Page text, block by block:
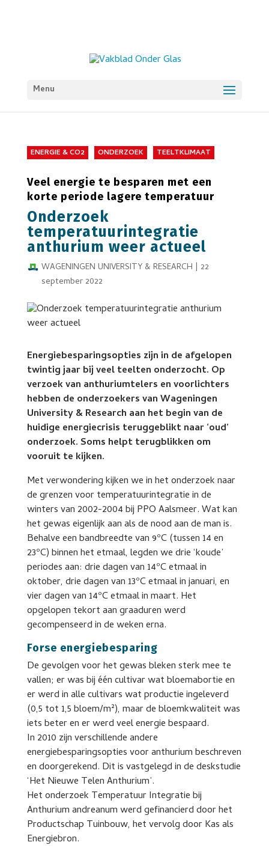
Menu
ENERGIE & CO2 ONDERZOEK TEELTKLIMAAT
Veel energie te besparen met een
korte periode lagere temperatuur
Onderzoek
temperatuurintegratie
anthurium weer actueel
WAGENINGEN UNIVERSITY & RESEARCH | 22
september 2022
Energiebesparingsopties zijn in de afgelopen
twintig jaar bij veel teelten onderzocht. Op
verzoek van anthuriumtelers en voorlichters
hebben de onderzoekers van Wageningen
University & Research aan het begin van de
huidige energiecrisis teruggeblikt naar ‘oud’
onderzoek. Soms helpt terugblikken om
vooruit te kijken.
Met verwondering kijken we in het onderzoek naar
de grenzen voor temperatuurintegratie in de
winters van 2002-2004 bij PPO Aalsmeer. Wat kan
het gewas eigenlijk aan als de nood aan de man is.
Behalve een bandbreedte van 9ºC (tussen 14 en
23ºC) binnen het etmaal, legden we drie ‘koude’
periodes aan: drie dagen van 14ºC etmaal in
oktober, drie dagen van 13ºC etmaal in januari, en
vier dagen van 14ºC etmaal in maart. Het
opgelopen tekort aan graaduren werd
gecompenseerd in de weken erna.
Forse energiebesparing
De gevolgen voor het gewas bleken sterk mee te
vallen; er was bij één cultivar wat bloemabortie en
er werd in alle cultivars wat productie ingeleverd
(0,5 tot 1,5 bloem/m²), maar de bloemkwaliteit was
iets beter en er werd veel energie bespaard.
In 2010 zijn verschillende andere
energiebesparingsopties voor anthurium beschreven
en doorgerekend. Dit is vastgelegd in de deskstudie
‘Het Nieuwe Telen Anthurium’.
Het onderzoek Temperatuur Integratie bij
Anthurium andreanum werd gefinancierd door het
Productschap Tuinbouw, het vervolg door Kas als
Energiebron.